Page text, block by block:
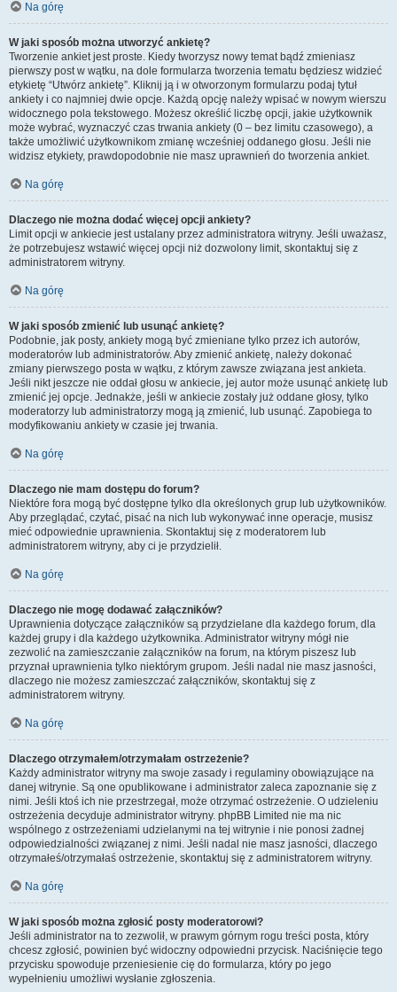
Na górę
W jaki sposób można utworzyć ankietę?
Tworzenie ankiet jest proste. Kiedy tworzysz nowy temat bądź zmieniasz
pierwszy post w wątku, na dole formularza tworzenia tematu będziesz widzieć
etykietę “Utwórz ankietę”. Kliknij ją i w otworzonym formularzu podaj tytuł
ankiety i co najmniej dwie opcje. Każdą opcję należy wpisać w nowym wierszu
widocznego pola tekstowego. Możesz określić liczbę opcji, jakie użytkownik
może wybrać, wyznaczyć czas trwania ankiety (0 – bez limitu czasowego), a
także umożliwić użytkownikom zmianę wcześniej oddanego głosu. Jeśli nie
widzisz etykiety, prawdopodobnie nie masz uprawnień do tworzenia ankiet.
Na górę
Dlaczego nie można dodać więcej opcji ankiety?
Limit opcji w ankiecie jest ustalany przez administratora witryny. Jeśli uważasz,
że potrzebujesz wstawić więcej opcji niż dozwolony limit, skontaktuj się z
administratorem witryny.
Na górę
W jaki sposób zmienić lub usunąć ankietę?
Podobnie, jak posty, ankiety mogą być zmieniane tylko przez ich autorów,
moderatorów lub administratorów. Aby zmienić ankietę, należy dokonać
zmiany pierwszego posta w wątku, z którym zawsze związana jest ankieta.
Jeśli nikt jeszcze nie oddał głosu w ankiecie, jej autor może usunąć ankietę lub
zmienić jej opcje. Jednakże, jeśli w ankiecie zostały już oddane głosy, tylko
moderatorzy lub administratorzy mogą ją zmienić, lub usunąć. Zapobiega to
modyfikowaniu ankiety w czasie jej trwania.
Na górę
Dlaczego nie mam dostępu do forum?
Niektóre fora mogą być dostępne tylko dla określonych grup lub użytkowników.
Aby przeglądać, czytać, pisać na nich lub wykonywać inne operacje, musisz
mieć odpowiednie uprawnienia. Skontaktuj się z moderatorem lub
administratorem witryny, aby ci je przydzielił.
Na górę
Dlaczego nie mogę dodawać załączników?
Uprawnienia dotyczące załączników są przydzielane dla każdego forum, dla
każdej grupy i dla każdego użytkownika. Administrator witryny mógł nie
zezwolić na zamieszczanie załączników na forum, na którym piszesz lub
przyznał uprawnienia tylko niektórym grupom. Jeśli nadal nie masz jasności,
dlaczego nie możesz zamieszczać załączników, skontaktuj się z
administratorem witryny.
Na górę
Dlaczego otrzymałem/otrzymałam ostrzeżenie?
Każdy administrator witryny ma swoje zasady i regulaminy obowiązujące na
danej witrynie. Są one opublikowane i administrator zaleca zapoznanie się z
nimi. Jeśli ktoś ich nie przestrzegał, może otrzymać ostrzeżenie. O udzieleniu
ostrzeżenia decyduje administrator witryny. phpBB Limited nie ma nic
wspólnego z ostrzeżeniami udzielanymi na tej witrynie i nie ponosi żadnej
odpowiedzialności związanej z nimi. Jeśli nadal nie masz jasności, dlaczego
otrzymałeś/otrzymałaś ostrzeżenie, skontaktuj się z administratorem witryny.
Na górę
W jaki sposób można zgłosić posty moderatorowi?
Jeśli administrator na to zezwolił, w prawym górnym rogu treści posta, który
chcesz zgłosić, powinien być widoczny odpowiedni przycisk. Naciśnięcie tego
przycisku spowoduje przeniesienie cię do formularza, który po jego
wypełnieniu umożliwi wysłanie zgłoszenia.